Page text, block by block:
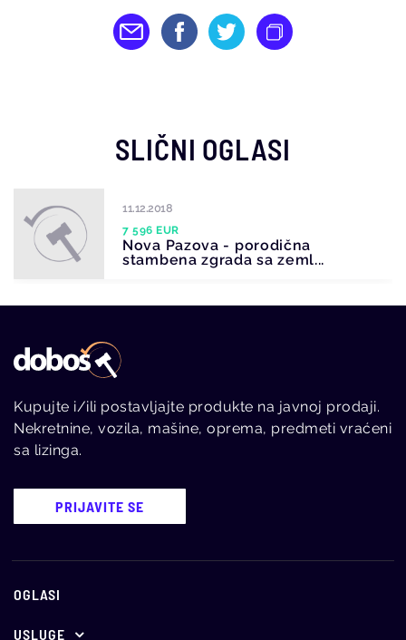
SLIČNI OGLASI
11.12.2018
7 596 EUR
Nova Pazova - porodična
stambena zgrada sa zeml...
Kupujte i/ili postavljajte produkte na javnoj prodaji.
Nekretnine, vozila, mašine, oprema, predmeti vraćeni
sa lizinga.
PRIJAVITE SE
OGLASI
USLUGE